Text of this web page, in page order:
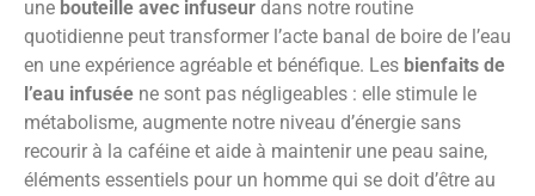
une bouteille avec infuseur dans notre routine
quotidienne peut transformer l’acte banal de boire de l’eau
en une expérience agréable et bénéfique. Les bienfaits de
l’eau infusée ne sont pas négligeables : elle stimule le
métabolisme, augmente notre niveau d’énergie sans
recourir à la caféine et aide à maintenir une peau saine,
éléments essentiels pour un homme qui se doit d’être au